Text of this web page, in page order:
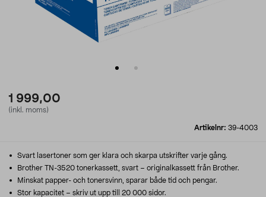
1 999,00
(inkl. moms)
Artikelnr: 39-4003
Svart lasertoner som ger klara och skarpa utskrifter varje gång.
Brother TN-3520 tonerkassett, svart – originalkassett från Brother.
Minskat papper- och tonersvinn, sparar både tid och pengar.
Stor kapacitet – skriv ut upp till 20 000 sidor.